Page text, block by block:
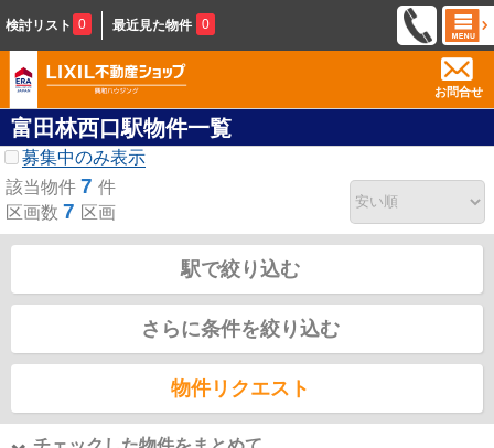
検討リスト 0 最近見た物件 0
お問合せ
富田林西口駅物件一覧
募集中のみ表示
該当物件 7 件
区画数 7 区画
駅で絞り込む
さらに条件を絞り込む
物件リクエスト